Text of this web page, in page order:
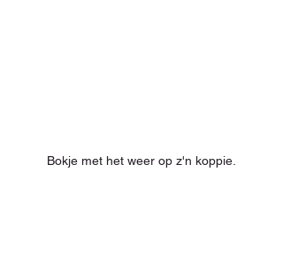
Bokje met het weer op z'n koppie.